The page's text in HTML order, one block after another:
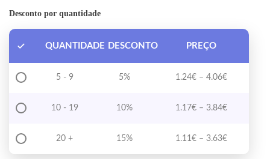
Desconto por quantidade
QUANTIDADE DESCONTO PREÇO
5 - 9 5% 1.24€ – 4.06€Price
10 - 19 10% 1.17€ – 3.84€Price
20 + 15% 1.11 € – 3.63€Price